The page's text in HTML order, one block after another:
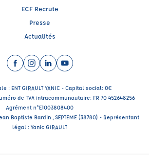
ECF Recrute
Presse
Actualités
Facebook (nouvelle fenêtre)
Instagram (nouvelle fenêtre)
LinkedIn (nouvelle fenêtre)
YouTube (nouvelle
: ENT GIRAULT YANIC - Capital social: 0€
de TVA intracommunautaire: FR 70 452648256
Agrément n°E1003808400
Baptiste Bardin , SEPTEME (38780) - Représentant
légal : Yanic GIRAULT